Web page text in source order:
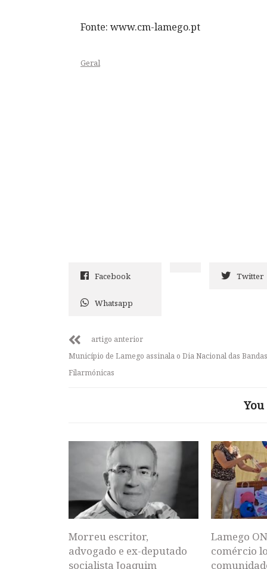
Fonte: www.cm-lamego.pt
Geral
Facebook Twitter
Whatsapp
artigo anterior
Município de Lamego assinala o Dia Nacional das Bandas
Filarmónicas
Morreu escritor,
advogado e ex-deputado
socialista Joaquim
Lamego
comércio